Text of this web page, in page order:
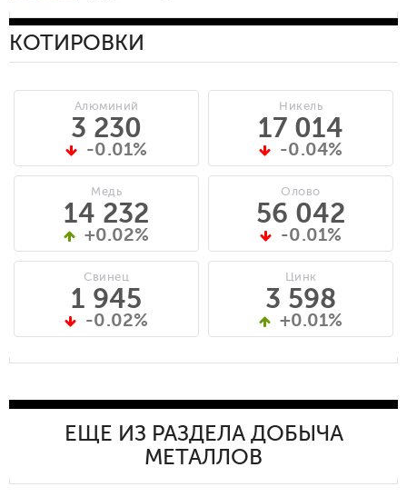
КОТИРОВКИ
Алюминий
3 230
-0.01%
Медь
14 232
+0.02%
Свинец
1 945
-0.02%
Никель
17 014
-0.04%
Олово
56 042
-0.01%
Цинк
3 598
+0.01%
ЕЩЕ ИЗ РАЗДЕЛА ДОБЫЧА
МЕТАЛЛОВ